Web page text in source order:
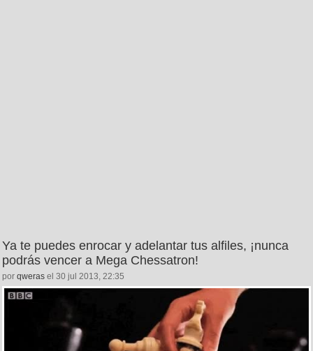
Ya te puedes enrocar y adelantar tus alfiles, ¡nunca
podrás vencer a Mega Chessatron!
por qweras el 30 jul 2013, 22:35